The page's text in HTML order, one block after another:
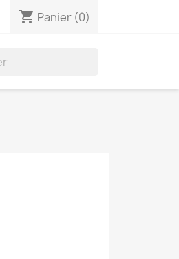
shopping_cart Panier (0)